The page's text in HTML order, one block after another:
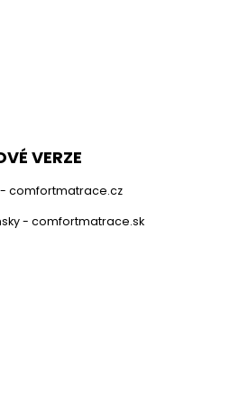
VERZE
- comfortmatrace.cz
- comfortmatrace.sk